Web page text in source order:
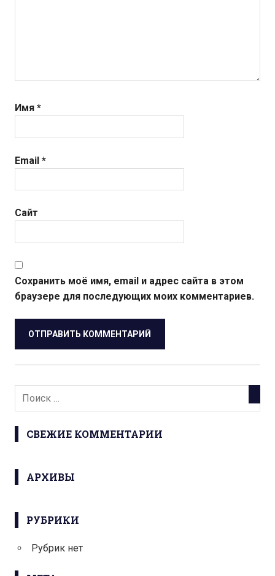
Имя *
Email *
Сайт
Сохранить моё имя, email и адрес сайта в этом
браузере для последующих моих комментариев.
СВЕЖИЕ КОММЕНТАРИИ
АРХИВЫ
РУБРИКИ
Рубрик нет